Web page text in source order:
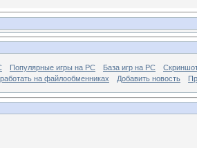
Популярные игры на PC База игр на РС
на файлообменниках
Добавить новость